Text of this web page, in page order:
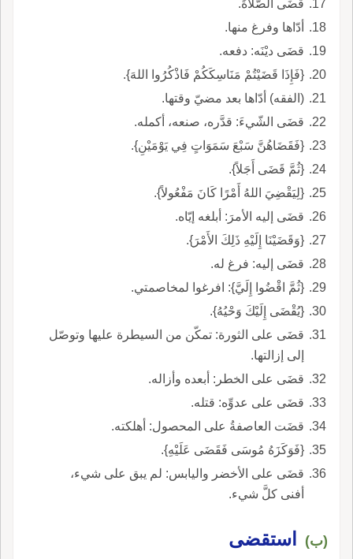
قضَى الصَّلاةَ.
أدّاها وفرغ منها.
قضَى ديْنَه: دفعه.
{فَإِذَا قَضَيْتُمْ مَنَاسِكَكُمْ فَاذْكُرُوا اللهَ}.
(الفقه) أدّاها بعد مضيّ وقتها.
قضَى الشّيءَ: قدَّره، صنعه، أكمله.
{فَقَضَاهُنَّ سَبْعَ سَمَوَاتٍ فِي يَوْمَيْنِ}.
{ثُمَّ قَضَى أَجَلاً}.
{لِيَقْضِيَ اللهُ أَمْرًا كَانَ مَفْعُولاً}.
قضَى إليه الأمرَ: أبلغه إيّاه.
{وَقَضَيْنَا إِلَيْهِ ذَلِكَ الأَمْرَ}.
قضَى إليه: فرغ له.
{ثُمَّ اقْضُوا إِلَيَّ}: افرغوا لمخاصمتي.
{يُقْضَى إِلَيْكَ وَحْيُهُ}.
قضَى على الثورة: تمكّن من السيطرة عليها وتوصّل
إلى إزالتها.
قضَى على الخطر: أبعده وأزاله.
قضَى على عدوِّه: قتله.
قضَت العاصفةُ على المحصول: أهلكته.
{فَوَكَزَهُ مُوسَى فَقَضَى عَلَيْهِ}.
قضَى على الأخضر واليابس: لم يبق على شيء،
أفنى كلَّ شيء.
(ب) استقضى